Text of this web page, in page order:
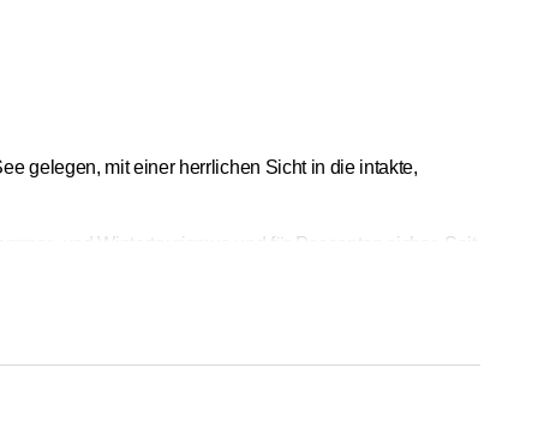
gelegen, mit einer herrlichen Sicht in die intakte,
und Wintertourismus und für Passanten sicher. Seit
Anspruch nehmen.